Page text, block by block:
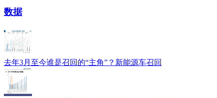
数据
去年3月至今谁是召回的“主角”？新能源车召回